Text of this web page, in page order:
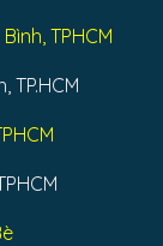
TPHCM
TP.HCM